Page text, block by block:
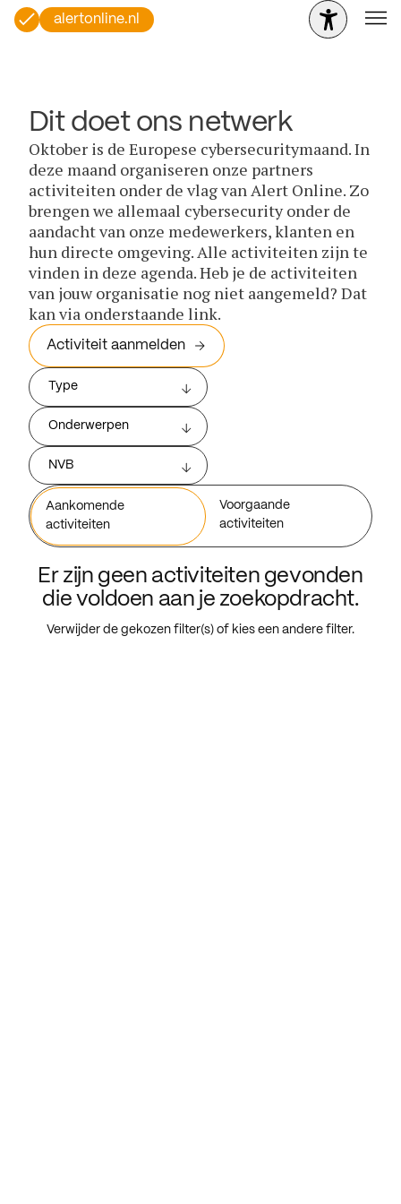
alertonline.nl
Dit doet ons netwerk
Oktober is de Europese cybersecuritymaand. In
deze maand organiseren onze partners
activiteiten onder de vlag van Alert Online. Zo
brengen we allemaal cybersecurity onder de
aandacht van onze medewerkers, klanten en
hun directe omgeving. Alle activiteiten zijn te
vinden in deze agenda. Heb je de activiteiten
van jouw organisatie nog niet aangemeld? Dat
kan via onderstaande link.
Activiteit aanmelden
Type
Onderwerpen
NVB
Aankomende
activiteiten
Voorgaande
activiteiten
Er zijn geen activiteiten gevonden
die voldoen aan je zoekopdracht.
Verwijder de gekozen filter(s) of kies een andere filter.